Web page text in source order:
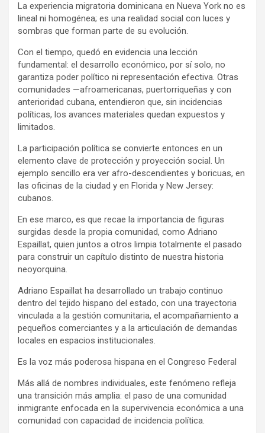
La experiencia migratoria dominicana en Nueva York no es
lineal ni homogénea; es una realidad social con luces y
sombras que forman parte de su evolución.
Con el tiempo, quedó en evidencia una lección
fundamental: el desarrollo económico, por sí solo, no
garantiza poder político ni representación efectiva. Otras
comunidades —afroamericanas, puertorriqueñas y con
anterioridad cubana, entendieron que, sin incidencias
políticas, los avances materiales quedan expuestos y
limitados.
La participación política se convierte entonces en un
elemento clave de protección y proyección social. Un
ejemplo sencillo era ver afro-descendientes y boricuas, en
las oficinas de la ciudad y en Florida y New Jersey:
cubanos.
En ese marco, es que recae la importancia de figuras
surgidas desde la propia comunidad, como Adriano
Espaillat, quien juntos a otros limpia totalmente el pasado
para construir un capítulo distinto de nuestra historia
neoyorquina.
Adriano Espaillat ha desarrollado un trabajo continuo
dentro del tejido hispano del estado, con una trayectoria
vinculada a la gestión comunitaria, el acompañamiento a
pequeños comerciantes y a la articulación de demandas
locales en espacios institucionales.
Es la voz más poderosa hispana en el Congreso Federal
Más allá de nombres individuales, este fenómeno refleja
una transición más amplia: el paso de una comunidad
inmigrante enfocada en la supervivencia económica a una
comunidad con capacidad de incidencia política.